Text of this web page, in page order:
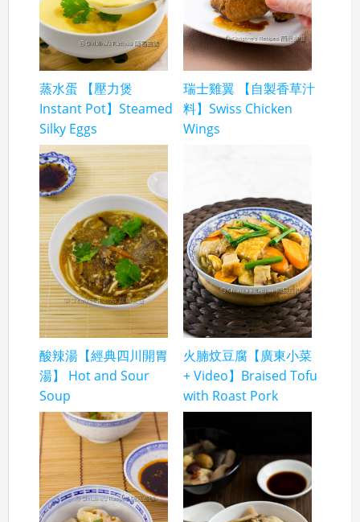
蒸水蛋 【壓力煲
Instant Pot】Steamed
Silky Eggs
瑞士雞翼 【自製香草汁
料】Swiss Chicken
Wings
酸辣湯【經典四川開胃
湯】 Hot and Sour
Soup
火腩炆豆腐【廣東小菜
+ Video】Braised Tofu
with Roast Pork